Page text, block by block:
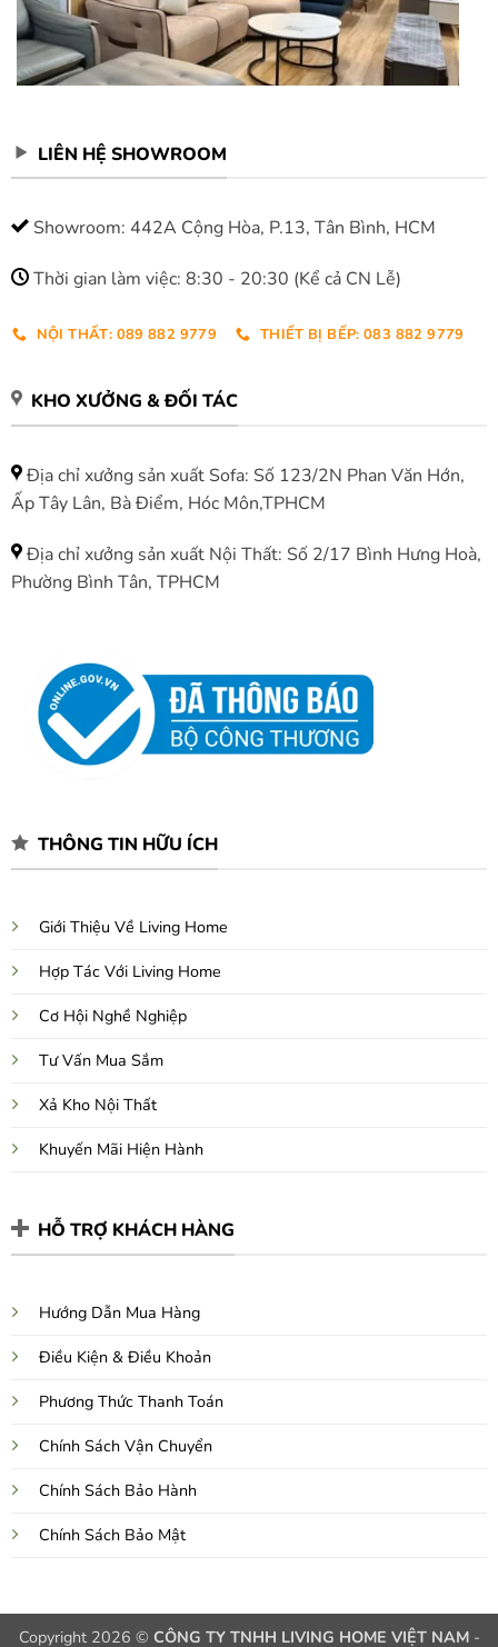
LIÊN HỆ SHOWROOM
Showroom: 442A Cộng Hòa, P.13, Tân Bình, HCM
Thời gian làm việc: 8:30 - 20:30 (Kể cả CN Lễ)
NỘI THẤT: 089 882 9779 THIẾT BỊ BẾP: 083 882 9779
KHO XƯỞNG & ĐỐI TÁC
Địa chỉ xưởng sản xuất Sofa: Số 123/2N Phan Văn Hớn,
Ấp Tây Lân, Bà Điểm, Hóc Môn,TPHCM
Địa chỉ xưởng sản xuất Nội Thất: Số 2/17 Bình Hưng Hoà,
Phường Bình Tân, TPHCM
THÔNG TIN HỮU ÍCH
Giới Thiệu Về Living Home
Hợp Tác Với Living Home
Cơ Hội Nghề Nghiệp
Tư Vấn Mua Sắm
Xả Kho Nội Thất
Khuyến Mãi Hiện Hành
HỖ TRỢ KHÁCH HÀNG
Hướng Dẫn Mua Hàng
Điều Kiện & Điều Khoản
Phương Thức Thanh Toán
Chính Sách Vận Chuyển
Chính Sách Bảo Hành
Chính Sách Bảo Mật
Copyright 2026 © CÔNG TY TNHH LIVING HOME VIỆT NAM-